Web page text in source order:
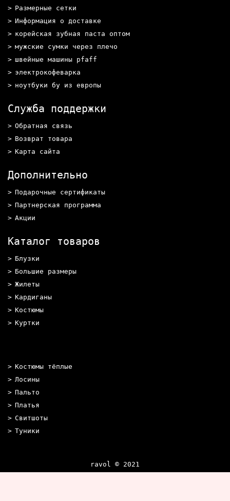
Размерные сетки
Информация о доставке
корейская зубная паста оптом
мужские сумки через плечо
швейные машины pfaff
электрокофеварка
ноутбуки бу из европы
Служба поддержки
Обратная связь
Возврат товара
Карта сайта
Дополнительно
Подарочные сертификаты
Партнерская программа
Акции
Каталог товаров
Блузки
Большие размеры
Жилеты
Кардиганы
Костюмы
Куртки
Костюмы тёплые
Лосины
Пальто
Платья
Свитшоты
Туники
ravol © 2021